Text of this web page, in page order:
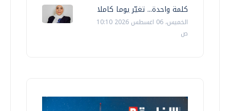
كلمة واحدة... تغيّر يوما كاملا
الخميس، 06 اغسطس 2026 10:10
ص